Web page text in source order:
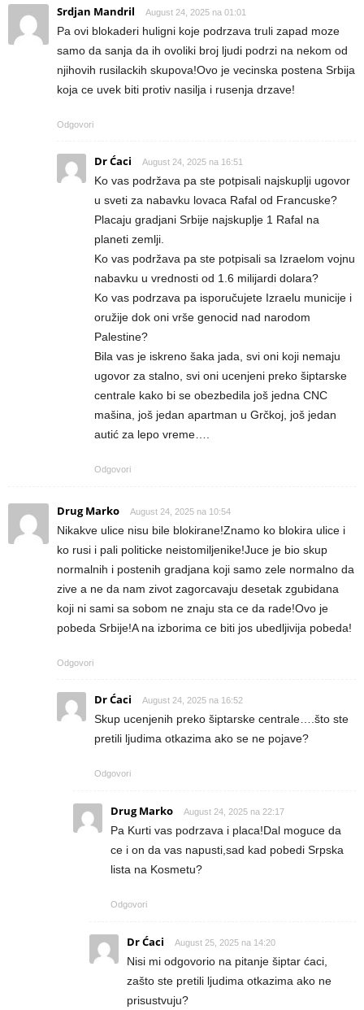
Srdjan Mandril August 24, 2025 na 01:01
Pa ovi blokaderi huligni koje podrzava truli zapad moze
samo da sanja da ih ovoliki broj ljudi podrzi na nekom od
njihovih rusilackih skupova!Ovo je vecinska postena Srbija
koja ce uvek biti protiv nasilja i rusenja drzave!
Odgovori
Dr Ćaci August 24, 2025 na 16:51
Ko vas podržava pa ste potpisali najskuplji ugovor
u sveti za nabavku lovaca Rafal od Francuske?
Placaju gradjani Srbije najskuplje 1 Rafal na
planeti zemlji.
Ko vas podržava pa ste potpisali sa Izraelom vojnu
nabavku u vrednosti od 1.6 milijardi dolara?
Ko vas podrzava pa isporučujete Izraelu municije i
oružije dok oni vrše genocid nad narodom
Palestine?
Bila vas je iskreno šaka jada, svi oni koji nemaju
ugovor za stalno, svi oni ucenjeni preko šiptarske
centrale kako bi se obezbedila još jedna CNC
mašina, još jedan apartman u Grčkoj, još jedan
autić za lepo vreme….
Odgovori
Drug Marko August 24, 2025 na 10:54
Nikakve ulice nisu bile blokirane!Znamo ko blokira ulice i
ko rusi i pali politicke neistomiljenike!Juce je bio skup
normalnih i postenih gradjana koji samo zele normalno da
zive a ne da nam zivot zagorcavaju desetak zgubidana
koji ni sami sa sobom ne znaju sta ce da rade!Ovo je
pobeda Srbije!A na izborima ce biti jos ubedljivija pobeda!
Odgovori
Dr Ćaci August 24, 2025 na 16:52
Skup ucenjenih preko šiptarske centrale….što ste
pretili ljudima otkazima ako se ne pojave?
Odgovori
Drug Marko August 24, 2025 na 22:17
Pa Kurti vas podrzava i placa!Dal moguce da
ce i on da vas napusti,sad kad pobedi Srpska
lista na Kosmetu?
Odgovori
Dr Ćaci August 25, 2025 na 14:20
Nisi mi odgovorio na pitanje šiptar ćaci,
zašto ste pretili ljudima otkazima ako ne
prisustvuju?